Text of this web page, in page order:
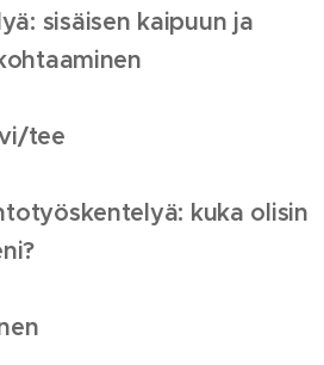
sisäisen kaipuun ja
tee
kuka olisin